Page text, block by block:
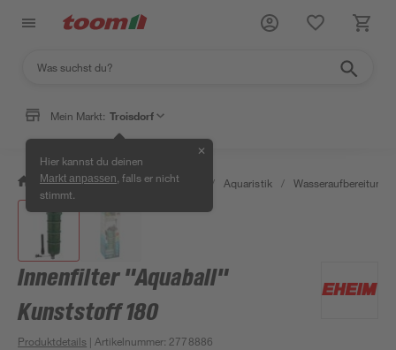
Mein Markt: Troisdorf
Hier kannst du deinen
Markt anpassen , falls er nicht
stimmt.
✕
/ Garten & Freizeit / Tierbedarf / Aquaristik / Wasseraufbereitung
Innenfilter "Aquaball"
Kunststoff 180
Produktdetails | Artikelnummer: 2778886